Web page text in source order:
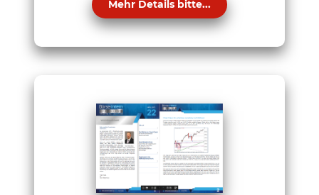
Mehr Details bitte...